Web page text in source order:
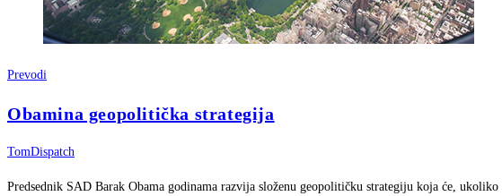
Prevodi
Obamina geopolitička strategija
TomDispatch
Predsednik SAD Barak Obama godinama razvija složenu geopolitičku strategiju koja će,